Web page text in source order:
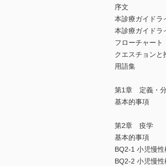
序文
本診療ガイドラ
本診療ガイドラ
フローチャート
クエスチョンと
用語集
第1章 定義・
基本的事項
第2章 疫学
基本的事項
BQ2-1 小児慢
BQ2-2 小児慢